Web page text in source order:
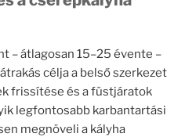
– átlagosan 15–25 évente –
célja a belső szerkezet
frissítése és a füstjáratok
legfontosabb karbantartási
megnöveli a kályha